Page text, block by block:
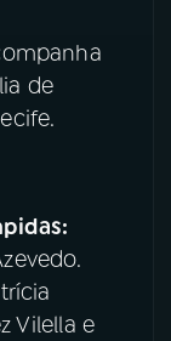
de
Vilella e